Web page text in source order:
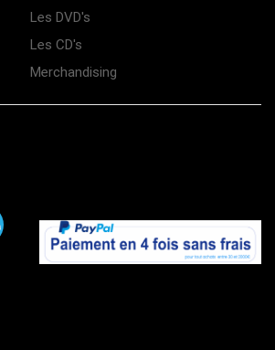
Les DVD's
Les CD's
Merchandising